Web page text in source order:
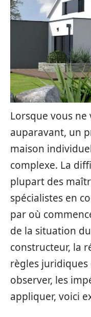
Lorsque vous ne
auparavant, un
maison
complexe. La
plupart des
spécialistes en
par où
de la situation
constructeur, la
règles
observer, les
appliquer, voici